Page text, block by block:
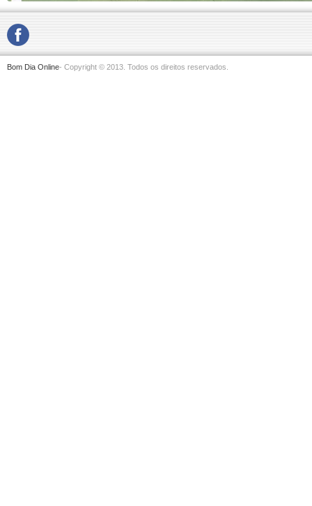
Bom Dia Online- Copyright © 2013. Todos os direitos reservados.